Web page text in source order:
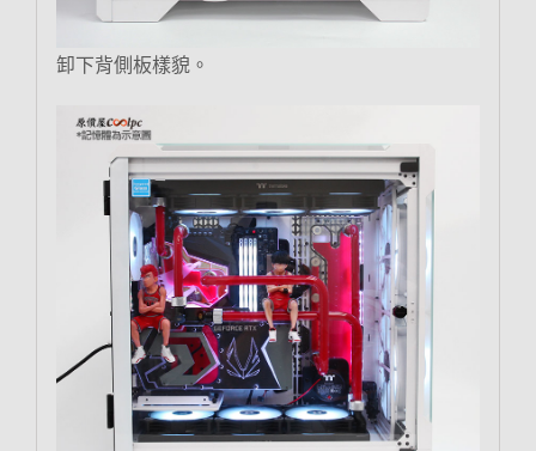
卸下背側板樣貌。